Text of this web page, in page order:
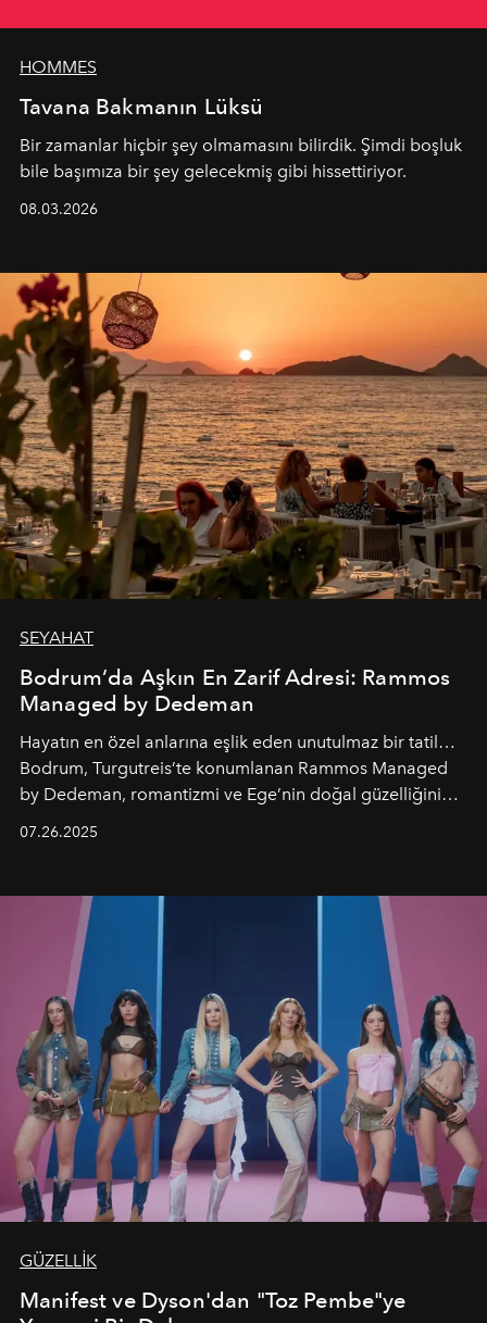
HOMMES
Tavana Bakmanın Lüksü
Bir zamanlar hiçbir şey olmamasını bilirdik. Şimdi boşluk
bile başımıza bir şey gelecekmiş gibi hissettiriyor.
08.03.2026
SEYAHAT
Bodrum’da Aşkın En Zarif Adresi: Rammos
Managed by Dedeman
Hayatın en özel anlarına eşlik eden unutulmaz bir tatil…
Bodrum, Turgutreis’te konumlanan Rammos Managed
by Dedeman, romantizmi ve Ege’nin doğal güzelliğini
07.26.2025
GÜZELLİK
Manifest ve Dyson'dan "Toz Pembe"ye